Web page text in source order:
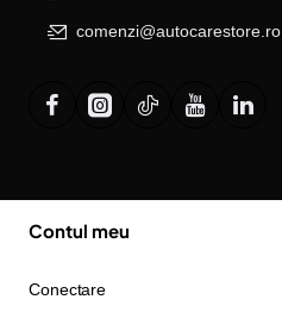
comenzi@autocarestore.ro
Contul meu
Conectare